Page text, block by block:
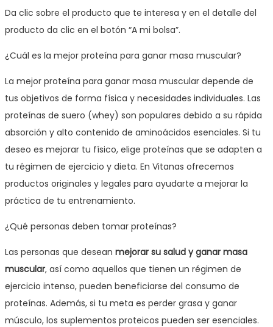
Da clic sobre el producto que te interesa y en el detalle del
producto da clic en el botón “A mi bolsa”.
¿Cuál es la mejor proteína para ganar masa muscular?
La mejor proteína para ganar masa muscular depende de
tus objetivos de forma física y necesidades individuales. Las
proteínas de suero (whey) son populares debido a su rápida
absorción y alto contenido de aminoácidos esenciales. Si tu
deseo es mejorar tu físico, elige proteínas que se adapten a
tu régimen de ejercicio y dieta. En Vitanas ofrecemos
productos originales y legales para ayudarte a mejorar la
práctica de tu entrenamiento.
¿Qué personas deben tomar proteínas?
Las personas que desean mejorar su salud y ganar masa
muscular, así como aquellos que tienen un régimen de
ejercicio intenso, pueden beneficiarse del consumo de
proteínas. Además, si tu meta es perder grasa y ganar
músculo, los suplementos proteicos pueden ser esenciales.